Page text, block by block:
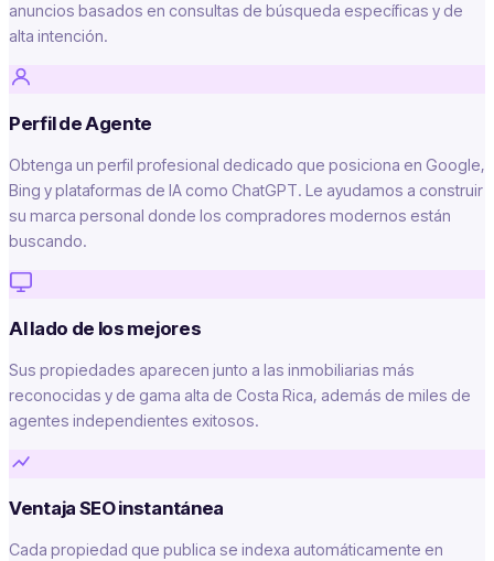
anuncios basados en consultas de búsqueda específicas y de
alta intención.
Perfil de Agente
Obtenga un perfil profesional dedicado que posiciona en Google,
Bing y plataformas de IA como ChatGPT. Le ayudamos a construir
su marca personal donde los compradores modernos están
buscando.
Al lado de los mejores
Sus propiedades aparecen junto a las inmobiliarias más
reconocidas y de gama alta de Costa Rica, además de miles de
agentes independientes exitosos.
Ventaja SEO instantánea
Cada propiedad que publica se indexa automáticamente en